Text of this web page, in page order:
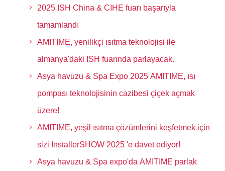
2025 ISH China & CIHE fuarı başarıyla
tamamlandı
AMITIME, yenilikçi ısıtma teknolojisi ile
almanya'daki ISH fuarında parlayacak.
Asya havuzu & Spa Expo 2025 AMITIME, ısı
pompası teknolojisinin cazibesi çiçek açmak
üzere!
AMITIME, yeşil ısıtma çözümlerini keşfetmek için
sizi InstallerSHOW 2025 'e davet ediyor!
Asya havuzu & Spa expo'da AMITIME parlak